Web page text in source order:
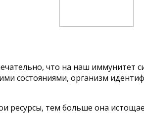
что на наш иммунитет
состояниями, организм
тем больше она